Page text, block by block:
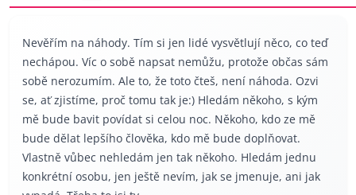
Nevěřím na náhody. Tím si jen lidé vysvětlují něco, co teď
nechápou. Víc o sobě napsat nemůžu, protože občas sám
sobě nerozumím. Ale to, že toto čteš, není náhoda. Ozvi
se, ať zjistíme, proč tomu tak je:) Hledám někoho, s kým
mě bude bavit povídat si celou noc. Někoho, kdo ze mě
bude dělat lepšího člověka, kdo mě bude doplňovat.
Vlastně vůbec nehledám jen tak někoho. Hledám jednu
konkrétní osobu, jen ještě nevím, jak se jmenuje, ani jak